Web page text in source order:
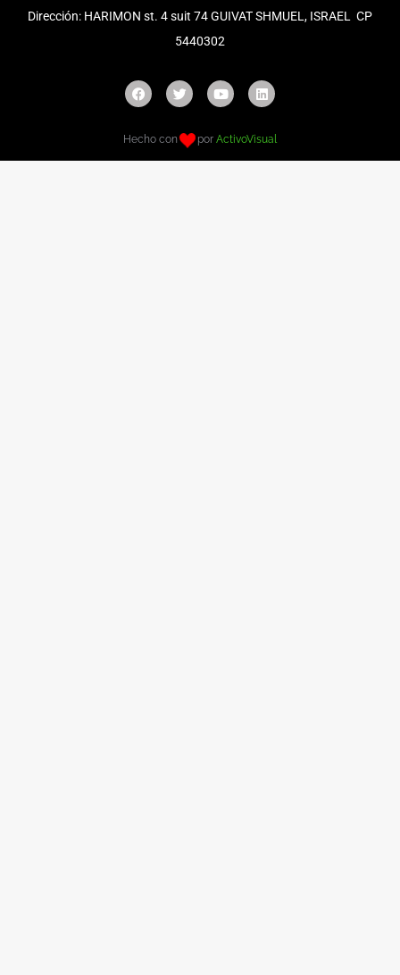
Dirección: HARIMON st. 4 suit 74 GUIVAT SHMUEL, ISRAEL CP
5440302
Hecho con por ActivoVisual